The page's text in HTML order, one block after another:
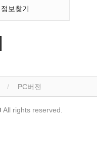
정보찾기
PC버전
All rights reserved.